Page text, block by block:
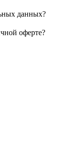
данных?
оферте?